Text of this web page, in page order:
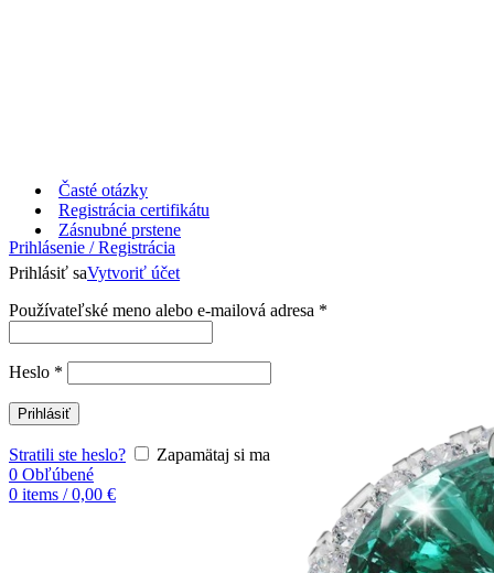
Časté otázky
Registrácia certifikátu
Prihlásenie / Registrácia
Prihlásiť saVytvoriť účet
Používateľské meno alebo e-mailová adresa *
Heslo *
Prihlásiť
Stratili ste heslo?
Zapamätaj si ma
0 Obľúbené
0 items / 0,00 €
Zásnubné prstene